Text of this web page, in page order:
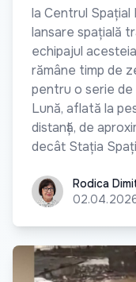
la Centrul Spațial
lansare spațială
echipajul
rămâne timp de
pentru o serie de
Lună, aflată la
distanță, de
decât Stația
Rodica Dimitriu
Rodica